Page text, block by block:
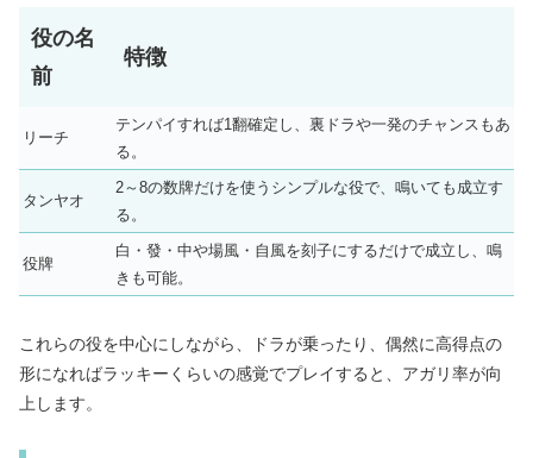
役の名
前
特徴
リーチ
テンパイすれば1翻確定し、裏ドラや一発のチャンスもあ
る。
タンヤオ
2～8の数牌だけを使うシンプルな役で、鳴いても成立す
る。
役牌
白・發・中や場風・自風を刻子にするだけで成立し、鳴
きも可能。
これらの役を中心にしながら、ドラが乗ったり、偶然に高得点の
形になればラッキーくらいの感覚でプレイすると、アガリ率が向
上します。